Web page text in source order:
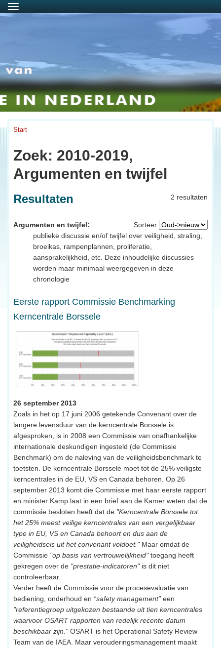
Menu
Start
Zoek: 2010-2019,
Argumenten en twijfel
2 resultaten
Resultaten
Sorteer
Argumenten en twijfel:
publieke discussie en/of twijfel over veiligheid, straling,
broeikas, rampenplannen, proliferatie,
aansprakelijkheid, etc. Deze inhoudelijke discussies
worden maar minimaal weergegeven in deze
chronologie
Eerste rapport Commissie Benchmarking
Kerncentrale Borssele
26 september 2013
Zoals in het op 17 juni 2006 getekende Convenant over de
langere levensduur van de kerncentrale Borssele is
afgesproken, is in 2008 een Commissie van onafhankelijke
internationale deskundigen ingesteld (de Commissie
Benchmark) om de naleving van de veiligheidsbenchmark te
toetsten. De kerncentrale Borssele moet tot de 25% veiligste
kerncentrales in de EU, VS en Canada behoren. Op 26
september 2013 komt die Commissie met haar eerste rapport
en minister Kamp laat in een brief aan de Kamer weten dat de
commissie besloten heeft dat de "Kerncentrale Borssele tot
het 25% meest veilige kerncentrales van een vergelijkbaar
type in EU, VS en Canada behoort en dus aan de
veiligheidseis uit het convenant voldoet."Maar omdat de
Commissie "op basis van vertrouwelijkheid"toegang heeft
gekregen over de "prestatie-indicatoren"is dit niet
controleerbaar.
Verder heeft de Commissie voor de procesevaluatie van
bediening, onderhoud en “safety management” een
"referentiegroep uitgekozen bestaande uit tien kerncentrales
waarvoor OSART rapporten van redelijk recente datum
beschikbaar zijn."OSART is het Operational Safety Review
Team van de IAEA. Maar verouderingsmanagement maakt